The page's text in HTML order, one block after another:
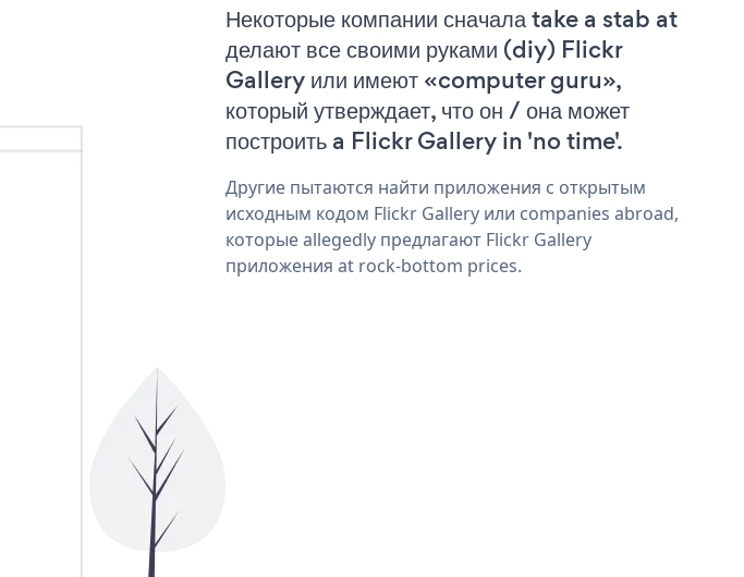
Некоторые компании сначала take a stab at
делают все своими руками (diy) Flickr
Gallery или имеют «computer guru»,
который утверждает, что он / она может
построить a Flickr Gallery in 'no time'.
Другие пытаются найти приложения с открытым
исходным кодом Flickr Gallery или companies abroad,
которые allegedly предлагают Flickr Gallery
приложения at rock-bottom prices.